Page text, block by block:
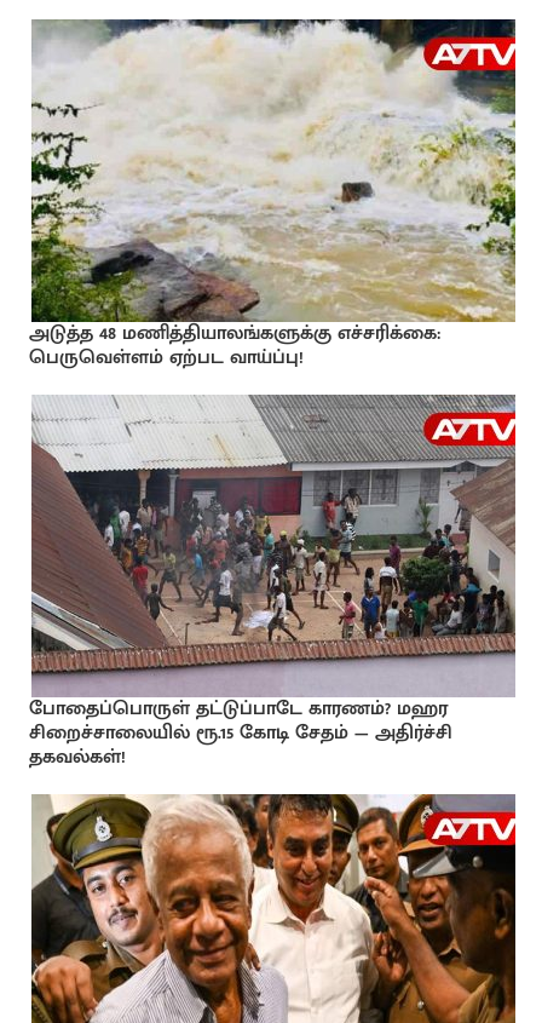
அடுத்த 48 மணித்தியாலங்களுக்கு எச்சரிக்கை:
பெருவெள்ளம் ஏற்பட வாய்ப்பு!
போதைப்பொருள் தட்டுப்பாடே காரணம்? மஹர
சிறைச்சாலையில் ரூ.15 கோடி சேதம் — அதிர்ச்சி
தகவல்கள்!